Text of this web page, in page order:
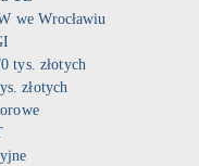
we Wrocławiu
tys. złotych
złotych